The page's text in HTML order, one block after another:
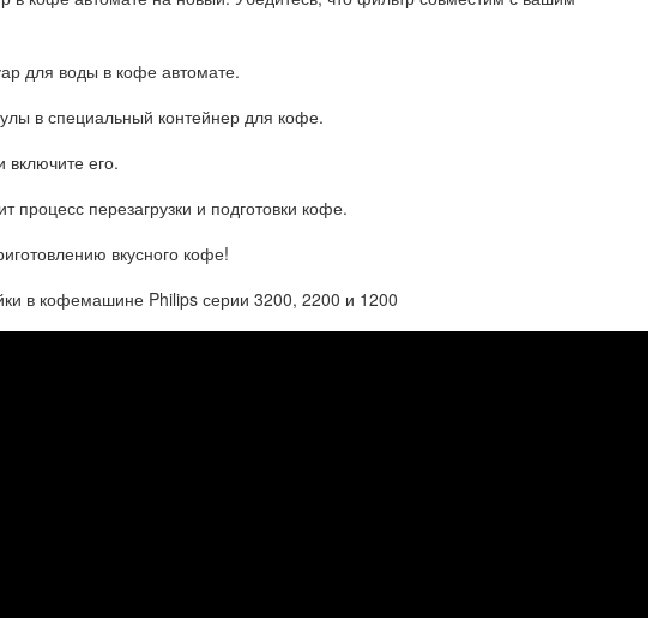
для воды в кофе автомате.
в специальный контейнер для кофе.
включите его.
процесс перезагрузки и подготовки кофе.
вкусного кофе!
в кофемашине Philips серии 3200, 2200 и 1200